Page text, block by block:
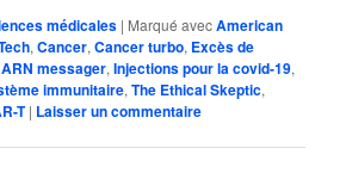
médicales | Marqué avecAmerican
,Cancer,Cancer turbo, Excès de
messager,Injections pour la covid-19,
immunitaire,The Ethical Skeptic,
T | Laisser un commentaire